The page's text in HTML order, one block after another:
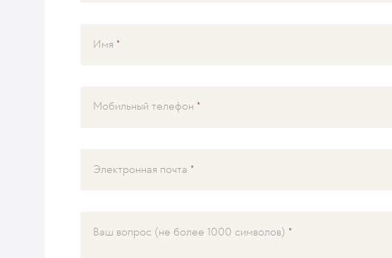
Имя
Мобильный телефон
Электронная почта
Ваш вопрос (не более 1000 символов)